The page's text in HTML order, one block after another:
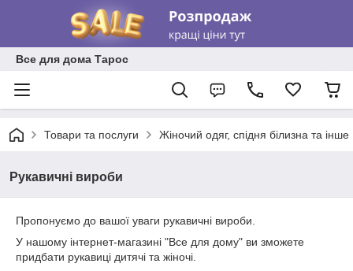
Все для дома Тарос
Товари та послуги Жіночий одяг, спідня білизна та інше
Рукавичні вироби
Пропонуємо до вашої уваги рукавичні вироби.
У нашому інтернет-магазині "Все для дому" ви зможете
придбати рукавиці дитячі та жіночі.